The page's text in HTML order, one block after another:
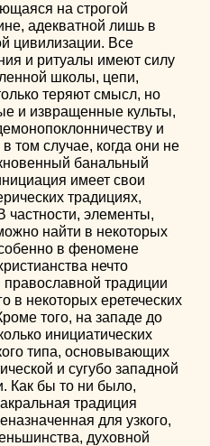
на строгой
адекватной лишь в
цивилизации. Все
и ритуалы имеют силу
школы, цепи,
теряют смысл, но
и извращенные культы,
и
том случае, когда они не
банальный
имеет свои
традициях,
частности, элементы,
найти в некоторых
в феномене
нечто
православной традиции
в некоторых еретеческих
того, на западе до
инициатических
типа, основывающих
и сугубо западной
Как бы то ни было,
традиция
для узкого,
духовной